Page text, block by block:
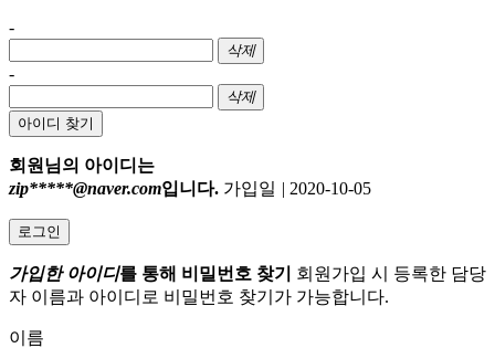
-
삭제
-
삭제
아이디 찾기
회원님의 아이디는
zip*****@naver.com입니다. 가입일 | 2020-10-05
로그인
가입한 아이디를 통해 비밀번호 찾기
회원가입 시 등록한 담당
자 이름과 아이디로 비밀번호 찾기가 가능합니다.
이름